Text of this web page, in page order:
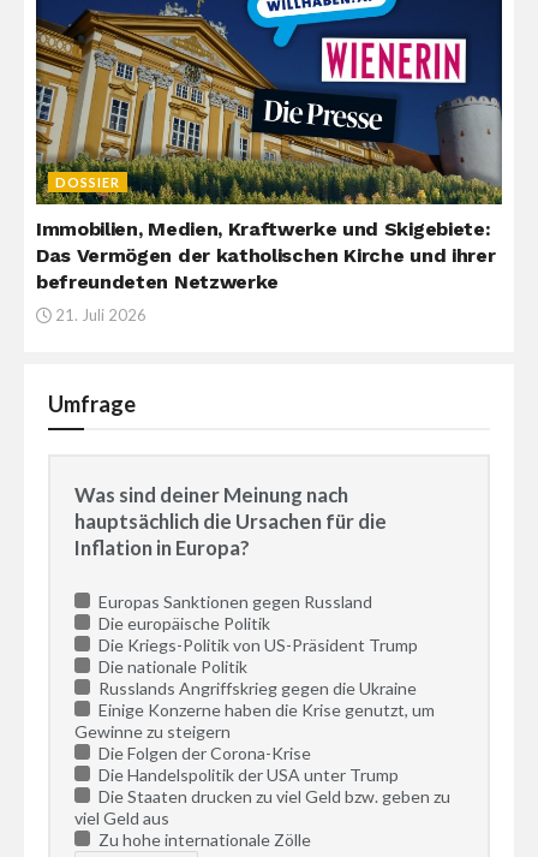
DOSSIER
Immobilien, Medien, Kraftwerke und Skigebiete:
Das Vermögen der katholischen Kirche und ihrer
befreundeten Netzwerke
21. Juli 2026
Umfrage
Was sind deiner Meinung nach
hauptsächlich die Ursachen für die
Inflation in Europa?
Europas Sanktionen gegen Russland
Die europäische Politik
Die Kriegs-Politik von US-Präsident Trump
Die nationale Politik
Russlands Angriffskrieg gegen die Ukraine
Einige Konzerne haben die Krise genutzt, um
Gewinne zu steigern
Die Folgen der Corona-Krise
Die Handelspolitik der USA unter Trump
Die Staaten drucken zu viel Geld bzw. geben zu
viel Geld aus
Zu hohe internationale Zölle